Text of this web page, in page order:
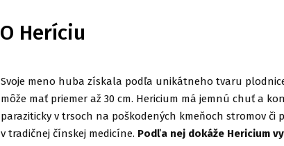
O Heríciu
Svoje meno huba získala podľa unikátneho tvaru
môže mať priemer až 30 cm. Hericium má jemnú chuť a
paraziticky v trsoch na poškodených kmeňoch stromov či
v tradičnej čínskej medicíne. Podľa nej dokáže Hericium